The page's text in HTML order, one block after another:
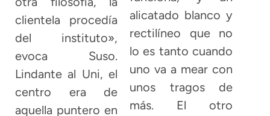
clientela procedía
del instituto»,
evoca Suso.
Lindante al Uni, el
centro era de
aquella puntero en
alicatado blanco y
rectilíneo que no
lo es tanto cuando
uno va a mear con
unos tragos de
más. El otro